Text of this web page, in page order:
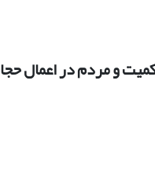
و مردم در اعمال